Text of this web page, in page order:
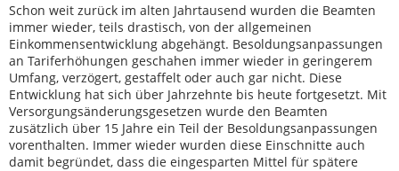
Schon weit zurück im alten Jahrtausend wurden die Beamten
immer wieder, teils drastisch, von der allgemeinen
Einkommensentwicklung abgehängt. Besoldungsanpassungen
an Tariferhöhungen geschahen immer wieder in geringerem
Umfang, verzögert, gestaffelt oder auch gar nicht. Diese
Entwicklung hat sich über Jahrzehnte bis heute fortgesetzt. Mit
Versorgungsänderungsgesetzen wurde den Beamten
zusätzlich über 15 Jahre ein Teil der Besoldungsanpassungen
vorenthalten. Immer wieder wurden diese Einschnitte auch
damit begründet, dass die eingesparten Mittel für spätere